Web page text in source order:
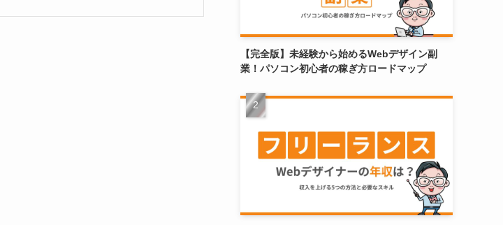
【完全版】未経験から始めるWebデザイン副
業！パソコン初心者の稼ぎ方ロードマップ